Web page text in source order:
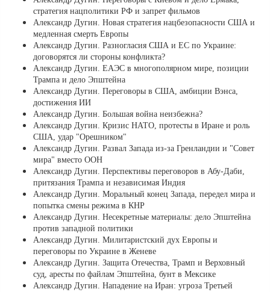
стратегия нацполитики РФ и запрет фильмов
Александр Дугин. Новая стратегия нацбезопасности США и
медленная смерть Европы
Александр Дугин. Разногласия США и ЕС по Украине:
договорятся ли стороны конфликта?
Александр Дугин. ЕАЭС в многополярном мире, позиции
Трампа и дело Эпштейна
Александр Дугин. Переговоры в США, амбиции Вэнса,
достижения ИИ
Александр Дугин. Большая война неизбежна?
Александр Дугин. Кризис НАТО, протесты в Иране и роль
США, удар "Орешником"
Александр Дугин. Развал Запада из-за Гренландии и "Совет
мира" вместо ООН
Александр Дугин. Перспективы переговоров в Абу-Даби,
притязания Трампа и независимая Индия
Александр Дугин. Моральный конец Запада, передел мира и
попытка смены режима в КНР
Александр Дугин. Несекретные материалы: дело Эпштейна
против западной политики
Александр Дугин. Милитаристский дух Европы и
переговоры по Украине в Женеве
Александр Дугин. Защита Отечества, Трамп и Верховный
суд, аресты по файлам Эпштейна, бунт в Мексике
Александр Дугин. Нападение на Иран: угроза Третьей